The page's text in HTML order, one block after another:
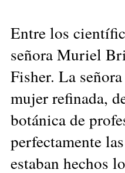
Entre los
señora Muriel
Fisher. La
mujer refinada,
botánica de
perfectamente
estaban hechos